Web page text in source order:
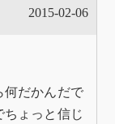
2015-02-06
何だかんだで
ちょっと信じ